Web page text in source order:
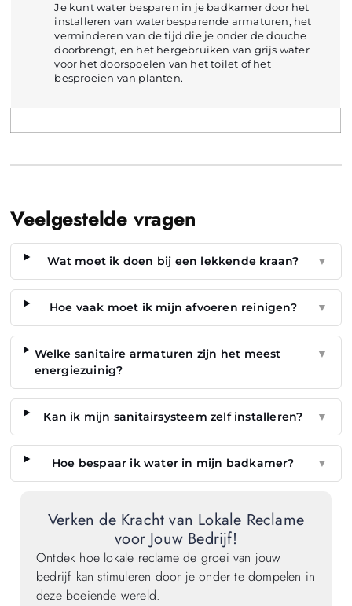
Je kunt water besparen in je badkamer door het
installeren van waterbesparende armaturen, het
verminderen van de tijd die je onder de douche
doorbrengt, en het hergebruiken van grijs water
voor het doorspoelen van het toilet of het
besproeien van planten.
Veelgestelde vragen
Wat moet ik doen bij een lekkende kraan? ▼
Hoe vaak moet ik mijn afvoeren reinigen? ▼
Welke sanitaire armaturen zijn het meest
energiezuinig?
▼
Kan ik mijn sanitairsysteem zelf installeren? ▼
Hoe bespaar ik water in mijn badkamer? ▼
Verken de Kracht van Lokale Reclame
voor Jouw Bedrijf!
Ontdek hoe lokale reclame de groei van jouw
bedrijf kan stimuleren door je onder te dompelen in
deze boeiende wereld.